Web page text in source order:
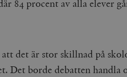
84 procent av alla elever
det är stor skillnad på
Det borde debatten handla
ändras.
minuter
Detta är fördelaktigt för webbplatsen